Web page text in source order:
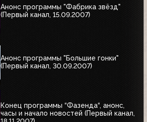
Анонс программы "Фабрика звёзд"
(Первый канал, 15.09.2007)
Анонс программы "Большие гонки"
(Первый канал, 30.09.2007)
Конец программы “Фазенда“, анонс,
часы и начало новостей (Первый канал,